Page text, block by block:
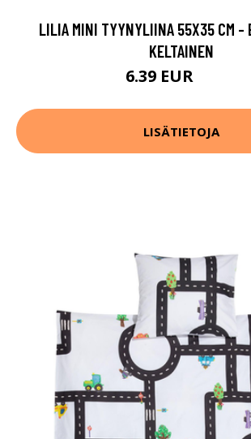
LILIA MINI TYYNYLIINA 55X35 CM -
KELTAINEN
6.39 EUR
LISÄTIETOJA